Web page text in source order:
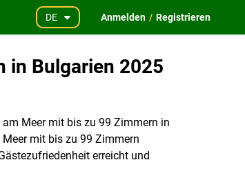
DE Anmelden / Registrieren
in Bulgarien 2025
am Meer mit bis zu 99 Zimmern in
mit bis zu 99 Zimmern
erreicht und